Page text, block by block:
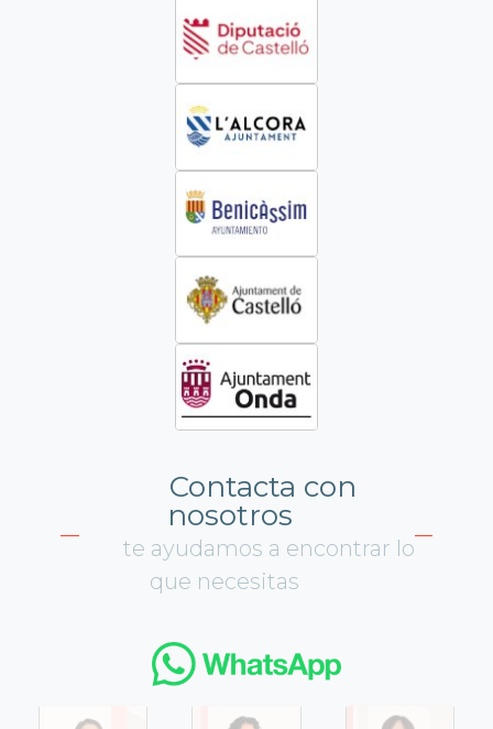
Contacta con
nosotros
te ayudamos a encontrar lo
que necesitas